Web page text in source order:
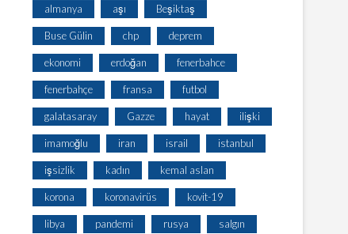
almanya aşı Beşiktaş
Buse Gülin chp deprem
ekonomi erdoğan fenerbahce
fenerbahçe fransa futbol
galatasaray Gazze hayat ilişki
imamoğlu iran israil istanbul
işsizlik kadın kemal aslan
korona koronavirüs kovit-19
libya pandemi rusya salgın